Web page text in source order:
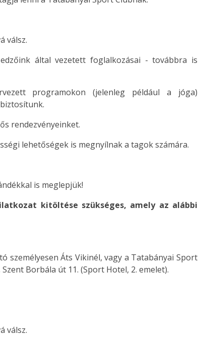
válsz.
által vezetett foglalkozásai - továbbra is
programokon (jelenleg például a jóga)
rendezvényeinket.
lehetőségek is megnyílnak a tagok számára.
is meglepjük!
kitöltése szükséges, amely az alábbi
személyesen Áts Vikinél, vagy a Tatabányai Sport
Borbála út 11. (Sport Hotel, 2. emelet).
válsz.